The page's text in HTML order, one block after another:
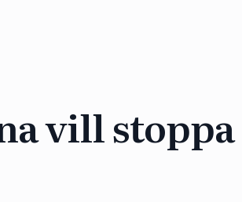
vill stoppa